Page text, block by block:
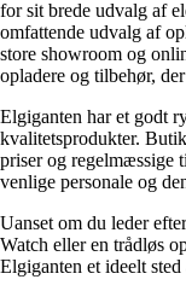
for sit brede udvalg af
omfattende udvalg af
store showroom og
opladere og tilbehør,
Elgiganten har et godt
kvalitetsprodukter.
priser og regelmæssige
venlige personale og
Uanset om du leder
Watch eller en trådløs
Elgiganten et ideelt sted